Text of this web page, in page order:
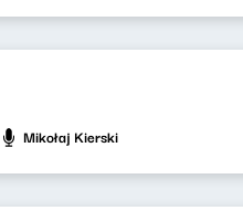
Mikołaj Kierski